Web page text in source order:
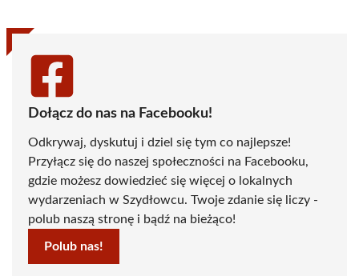
Dołącz do nas na Facebooku!
Odkrywaj, dyskutuj i dziel się tym co najlepsze!
Przyłącz się do naszej społeczności na Facebooku,
gdzie możesz dowiedzieć się więcej o lokalnych
wydarzeniach w Szydłowcu. Twoje zdanie się liczy -
polub naszą stronę i bądź na bieżąco!
Polub nas!